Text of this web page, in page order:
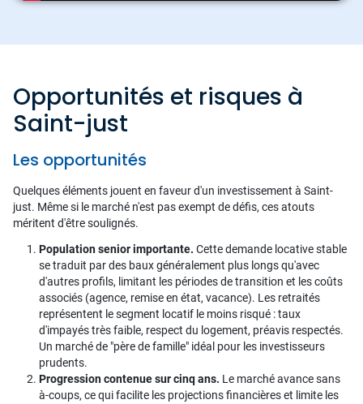
Opportunités et risques à
Saint-just
Les opportunités
Quelques éléments jouent en faveur d'un investissement à Saint-
just. Même si le marché n'est pas exempt de défis, ces atouts
méritent d'être soulignés.
Population senior importante. Cette demande locative stable
se traduit par des baux généralement plus longs qu'avec
d'autres profils, limitant les périodes de transition et les coûts
associés (agence, remise en état, vacance). Les retraités
représentent le segment locatif le moins risqué : taux
d'impayés très faible, respect du logement, préavis respectés.
Un marché de "père de famille" idéal pour les investisseurs
prudents.
Progression contenue sur cinq ans. Le marché avance sans
à-coups, ce qui facilite les projections financières et limite les